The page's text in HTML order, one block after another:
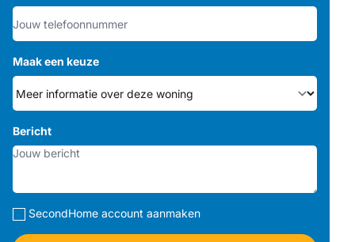
Maak een keuze
Bericht
SecondHome account aanmaken